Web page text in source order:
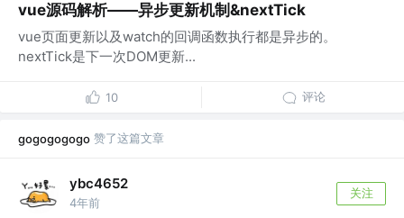
vue源码解析——异步更新机制&nextTick
vue页面更新以及watch的回调函数执行都是异步的。
nextTick是下一次DOM更新...
10 评论
gogogogogo 赞了这篇文章
ybc4652
4年前
关注